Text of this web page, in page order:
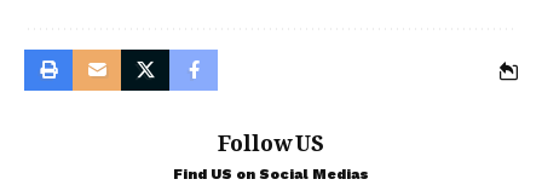
Follow US
Find US on Social Medias